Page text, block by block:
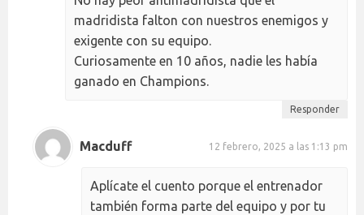
madridista falton con nuestros enemigos y
exigente con su equipo.
Curiosamente en 10 años, nadie les había
ganado en Champions.
Responder
Macduff 12 febrero, 2025 a las 1:13 pm
Aplícate el cuento porque el entrenador
también forma parte del equipo y por tu